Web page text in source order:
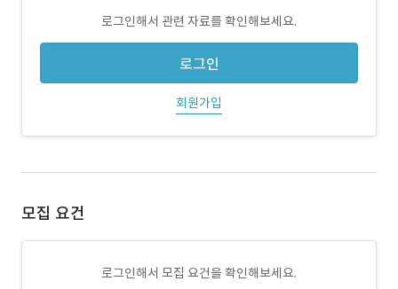
로그인해서 관련 자료를 확인해보세요.
로그인
회원가입
모집 요건
로그인해서 모집 요건을 확인해보세요.